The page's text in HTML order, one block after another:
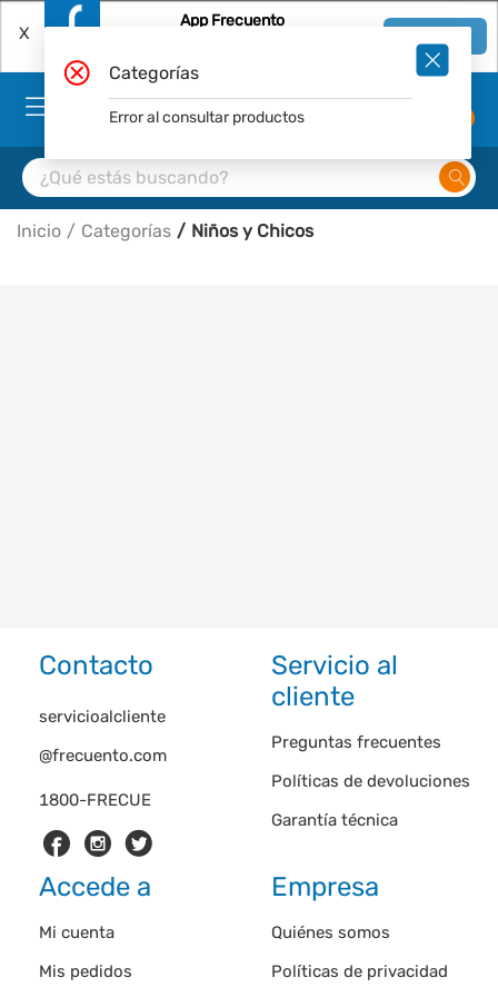
X
App Frecuento
Inicio Categorías Niños y Chicos
Contacto
1800-FRECUE
servicioalcliente
@frecuento.com
Servicio al
cliente
Preguntas frecuentes
Políticas de devoluciones
Garantía técnica
Accede a
Mi cuenta
Mis pedidos
Empresa
Quiénes somos
Políticas de privacidad
Categorías
Error al consultar productos